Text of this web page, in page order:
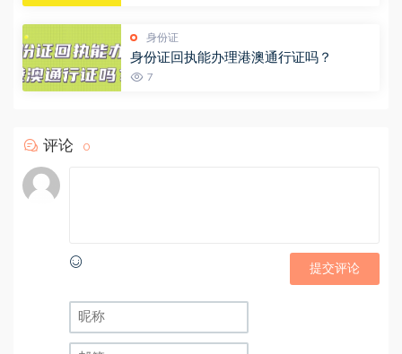
身份证
身份证回执能办理港澳通行证吗？
7
评论 0
提交评论